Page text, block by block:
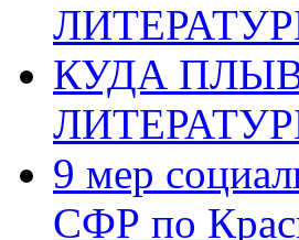
КУДА
9 мер
СФР по